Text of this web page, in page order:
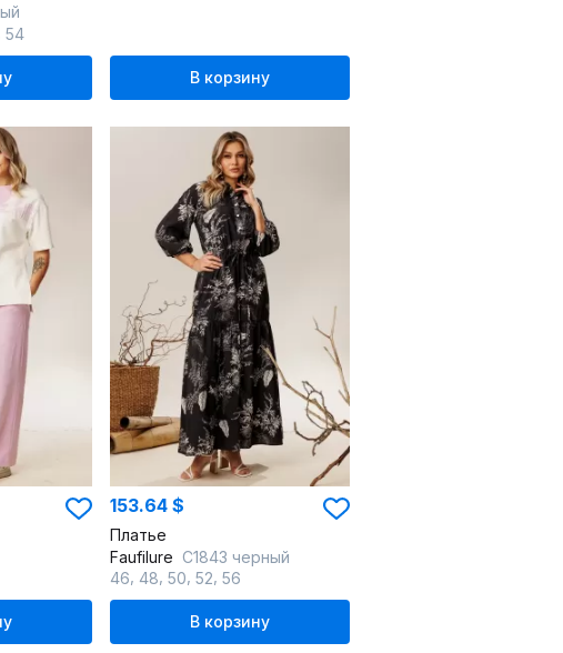
,54
В корзину
153.64 $
Платье
Faufilure C1843 черный
46 48 50 52 56
В корзину